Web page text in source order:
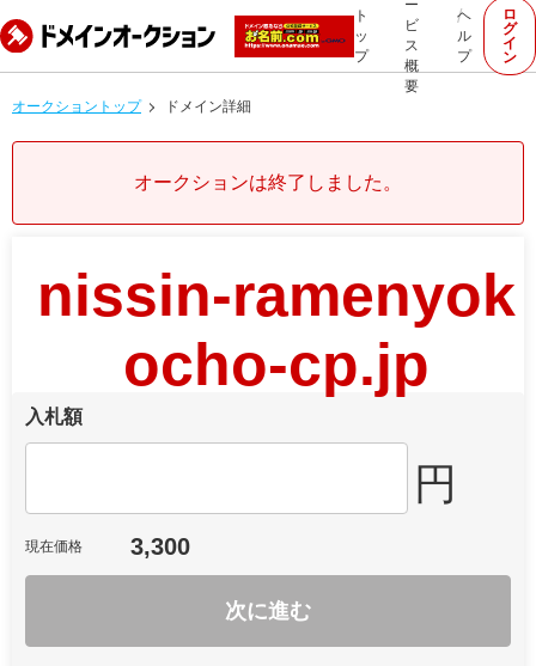
ト
ッ
プ
ー
ビ
ス
概
要
ヘ
ル
プ
ロ
グ
イ
ン
オークショントップ ドメイン詳細
オークションは終了しました。
nissin-ramenyok
ocho-cp.jp
入札額
円
現在価格 3,300
次に進む